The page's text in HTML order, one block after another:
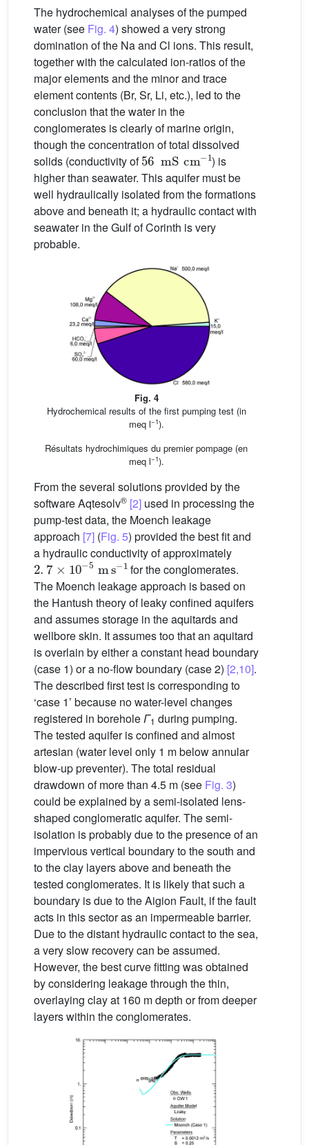
The hydrochemical analyses of the pumped
water (see Fig. 4) showed a very strong
domination of the Na and Cl ions. This result,
together with the calculated ion-ratios of the
major elements and the minor and trace
element contents (Br, Sr, Li, etc.), led to the
conclusion that the water in the
conglomerates is clearly of marine origin,
though the concentration of total dissolved
solids (conductivity of
56mScm-1
) is
higher than seawater. This aquifer must be
well hydraulically isolated from the formations
above and beneath it; a hydraulic contact with
seawater in the Gulf of Corinth is very
probable.
Fig. 4
Hydrochemical results of the first pumping test (in
meq l−1).
Résultats hydrochimiques du premier pompage (en
meq l−1).
From the several solutions provided by the
software Aqtesolv® [2] used in processing the
pump-test data, the Moench leakage
approach [7] (Fig. 5) provided the best fit and
a hydraulic conductivity of approximately
2.7×10-5ms-1
for the conglomerates.
The Moench leakage approach is based on
the Hantush theory of leaky confined aquifers
and assumes storage in the aquitards and
wellbore skin. It assumes too that an aquitard
is overlain by either a constant head boundary
(case 1) or a no-flow boundary (case 2) [2,10].
The described first test is corresponding to
‘case 1’ because no water-level changes
registered in boreholeΓ1 during pumping.
The tested aquifer is confined and almost
artesian (water level only 1 m below annular
blow-up preventer). The total residual
drawdown of more than 4.5 m (see Fig. 3)
could be explained by a semi-isolated lens-
shaped conglomeratic aquifer. The semi-
isolation is probably due to the presence of an
impervious vertical boundary to the south and
to the clay layers above and beneath the
tested conglomerates. It is likely that such a
boundary is due to the Aigion Fault, if the fault
acts in this sector as an impermeable barrier.
Due to the distant hydraulic contact to the sea,
a very slow recovery can be assumed.
However, the best curve fitting was obtained
by considering leakage through the thin,
overlaying clay at 160 m depth or from deeper
layers within the conglomerates.